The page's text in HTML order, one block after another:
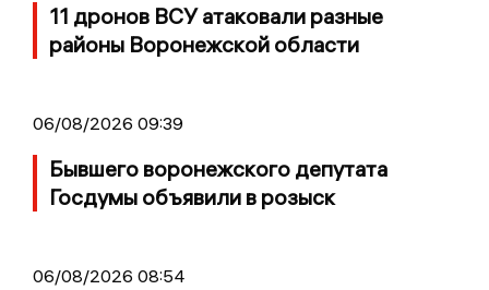
11 дронов ВСУ атаковали разные
районы Воронежской области
06/08/2026 09:39
Бывшего воронежского депутата
Госдумы объявили в розыск
06/08/2026 08:54